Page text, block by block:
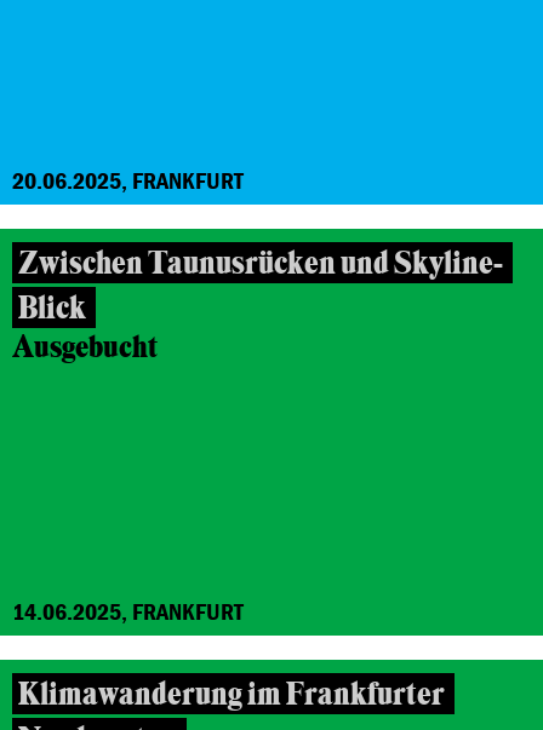
20.06.2025, FRANKFURT
Zwischen Taunusrücken und Skyline-
Blick
Ausgebucht
14.06.2025, FRANKFURT
Klimawanderung im Frankfurter